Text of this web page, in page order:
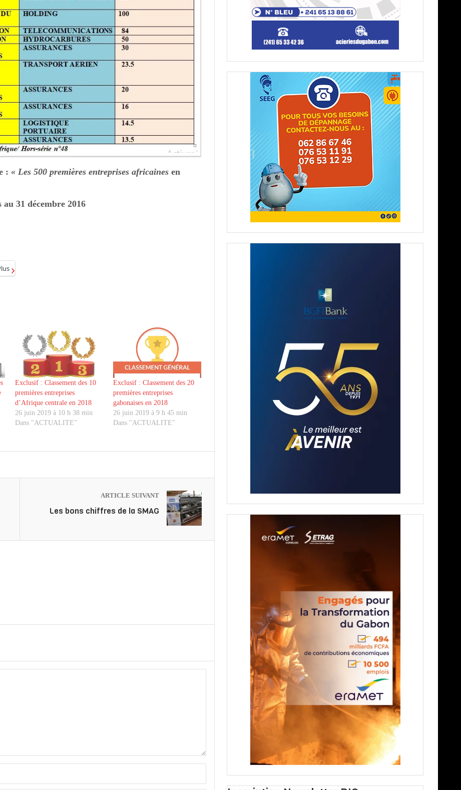
:« Les 500 premières entreprises africaines en
31 décembre 2016
Exclusif : Classement des 10
premières entreprises
d’Afrique centrale en 2018
26 juin 2019 à 10 h 38 min
Dans "ACTUALITE"
Exclusif : Classement des 20
premières entreprises
gabonaises en 2018
26 juin 2019 à 9 h 45 min
Dans "ACTUALITE"
ARTICLE SUIVANT
Les bons chiffres de la SMAG